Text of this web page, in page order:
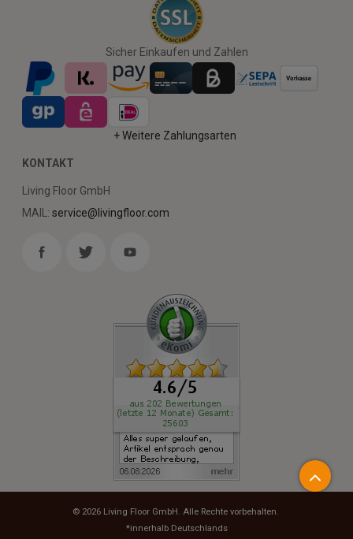
Sicher Einkaufen und Zahlen
+ Weitere Zahlungsarten
KONTAKT
Living Floor GmbH
MAIL: service@livingfloor.com
© 2026 Living Floor GmbH . Alle Rechte vorbehalten.
*innerhalb Deutschlands